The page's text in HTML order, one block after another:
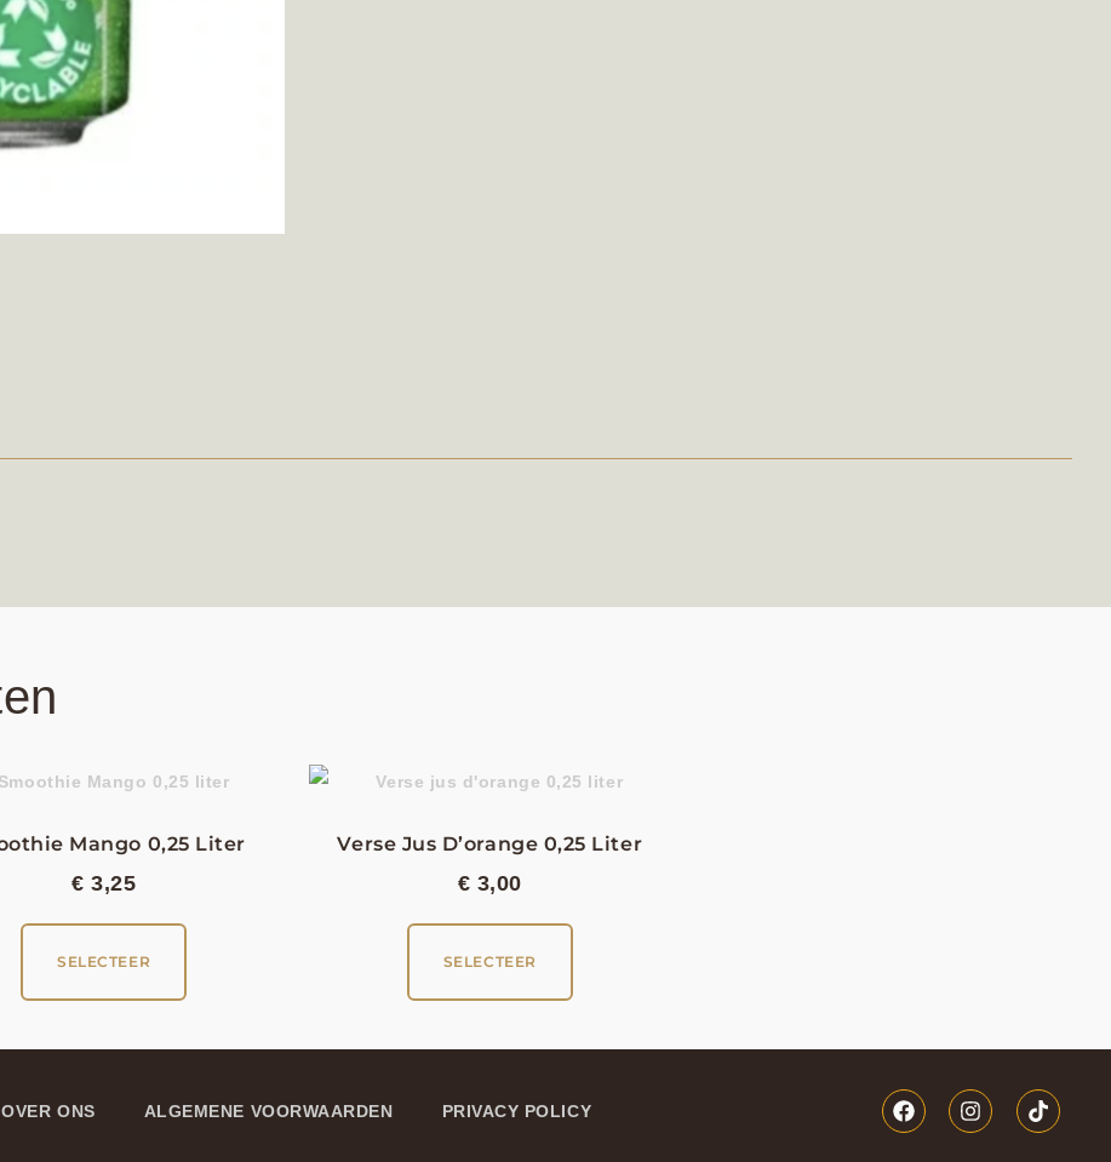
Mango 0,25 Liter
€ 3,25
SELECTEER
Verse Jus D’orange 0,25 Liter
€ 3,00
SELECTEER
OVER ONS ALGEMENE VOORWAARDEN PRIVACY POLICY